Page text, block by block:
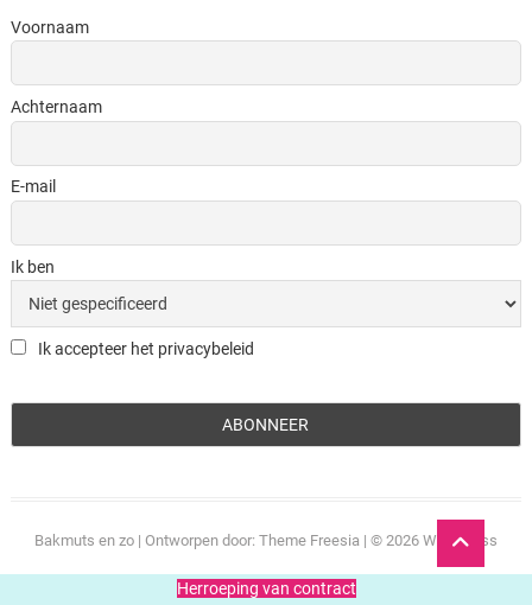
Voornaam
Achternaam
E-mail
Ik ben
Ik accepteer het privacybeleid
Bakmuts en zo| Ontworpen door: Theme Freesia | © 2026 WordPress
Herroeping van contract